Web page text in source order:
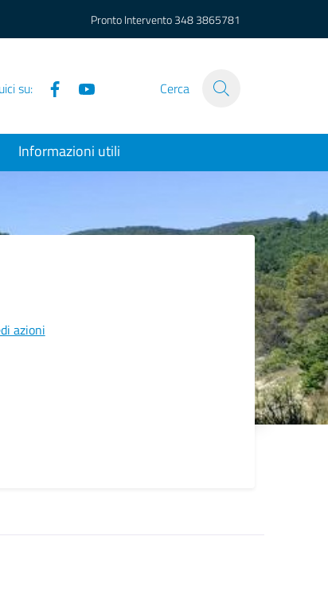
Pronto Intervento348 3865781
su: Facebook Cerca
Informazioni utili
azioni